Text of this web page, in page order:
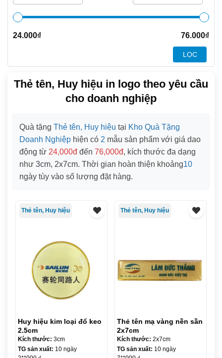
24.000₫ 76.000₫
LỌC
Thẻ tên, Huy hiệu in logo theo yêu cầu
cho doanh nghiệp
Quà tặng Thẻ tên, Huy hiệu tại Kho Quà Tặng
Doanh Nghiệp hiện có 2 mẫu sản phẩm với giá dao
động từ 24,000đ đến 76,000đ, kích thước đa dạng
như 3cm, 2x7cm. Thời gian hoàn thiện khoảng10
ngày tùy vào số lượng đặt hàng.
Thẻ tên, Huy hiệu
Huy hiệu kim loại đổ keo
2.5cm
Kích thước: 3cm
TG sản xuất: 10 ngày
Thẻ tên, Huy hiệu
Thẻ tên mạ vàng nền sần
2x7cm
Kích thước: 2x7cm
TG sản xuất: 10 ngày